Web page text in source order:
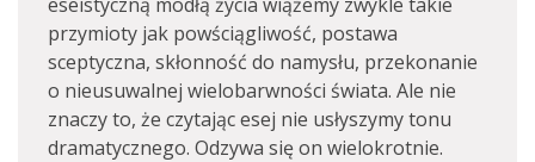
przymioty jak powściągliwość, postawa
sceptyczna, skłonność do namysłu, przekonanie
o nieusuwalnej wielobarwności świata. Ale nie
znaczy to, że czytając esej nie usłyszymy tonu
dramatycznego. Odzywa się on wielokrotnie.